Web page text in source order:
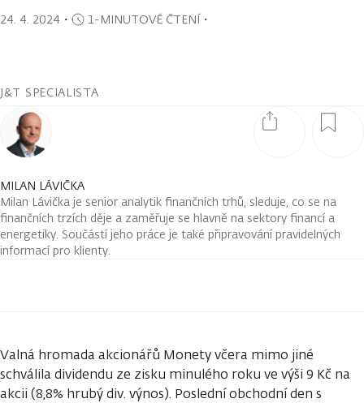
24. 4. 2024 ・ 1-MINUTOVÉ ČTENÍ・
J&T SPECIALISTA
MILAN LÁVIČKA
Milan Lávička je senior analytik finančních trhů, sleduje, co se na
finančních trzích děje a zaměřuje se hlavně na sektory financí a
energetiky. Součástí jeho práce je také připravování pravidelných
informací pro klienty.
Valná hromada akcionářů Monety včera mimo jiné
schválila dividendu ze zisku minulého roku ve výši 9 Kč na
akcii (8,8% hrubý div. výnos). Poslední obchodní den s